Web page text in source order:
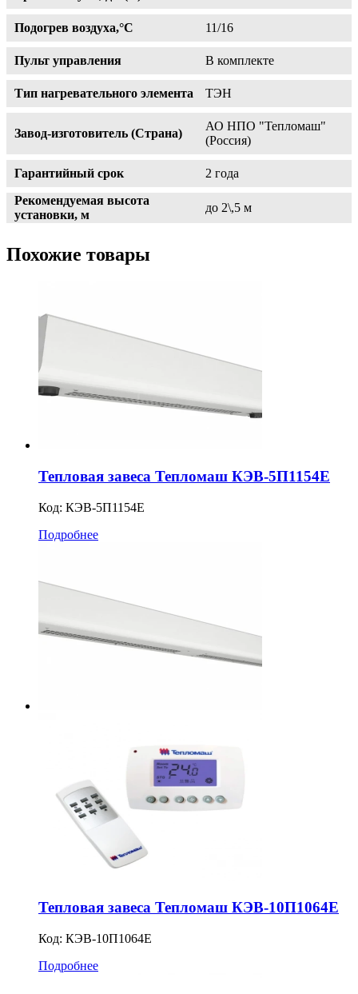
Подогрев воздуха,°С 11/16
Пульт управления В комплекте
Тип нагревательного элемента ТЭН
Завод-изготовитель (Страна)
АО НПО "Тепломаш"
(Россия)
Гарантийный срок
2 года
Рекомендуемая высота
установки, м
до 2\,5 м
Похожие товары
Тепловая завеса Тепломаш КЭВ-5П1154Е
Код: КЭВ-5П1154E
Подробнее
Тепловая завеса Тепломаш КЭВ-10П1064Е
Код: КЭВ-10П1064Е
Подробнее